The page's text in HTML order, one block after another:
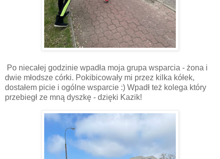
Po niecałej godzinie wpadła moja grupa wsparcia - żona i
dwie młodsze córki. Pokibicowały mi przez kilka kółek,
dostałem picie i ogólne wsparcie :) Wpadł też kolega który
przebiegł ze mną dyszkę - dzięki Kazik!